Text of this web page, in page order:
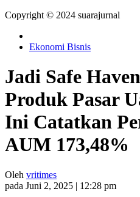
Copyright © 2024 suarajurnal
Ekonomi Bisnis
Jadi Safe
Produk Pasar
Ini Catatkan
AUM 173,48%
Oleh vritimes
pada Juni 2, 2025 | 12:28 pm